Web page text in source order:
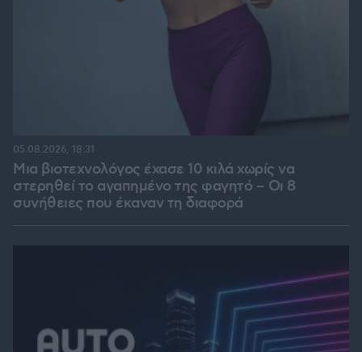
Μια βιοτεχνολόγος έχασε 10 κιλά χωρίς να
στερηθεί το αγαπημένο της φαγητό – Οι 8
συνήθειες που έκαναν τη διαφορά
05.08.2026, 18:31